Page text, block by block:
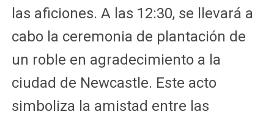
las aficiones. A las 12:30, se llevará a
cabo la ceremonia de plantación de
un roble en agradecimiento a la
ciudad de Newcastle. Este acto
simboliza la amistad entre las